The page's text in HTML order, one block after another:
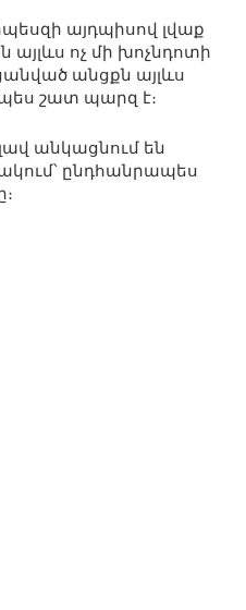
այդպիսով լվաք
այլևս ոչ մի խոչնդոտի
անցքն այլևս
շատ պարզ է։
անկացնում են
ընդհանրապես